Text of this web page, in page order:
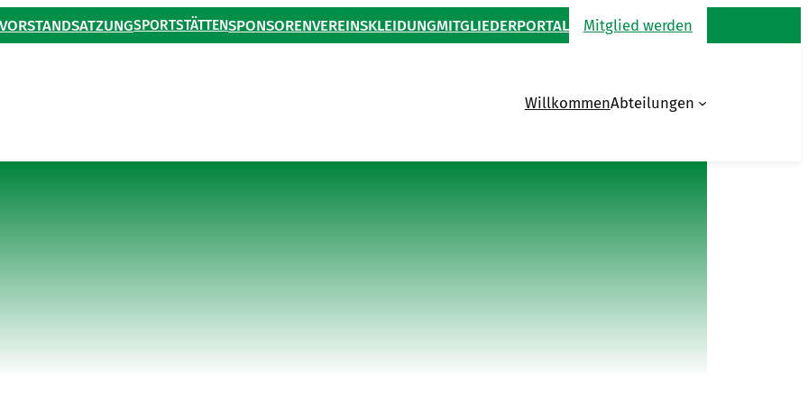
VORSTANDSATZUNGSPORTSTÄTTENSPONSORENVEREINSKLEIDUNGMITGLIEDERPORTAL Mitglied werden
WillkommenAbteilungen